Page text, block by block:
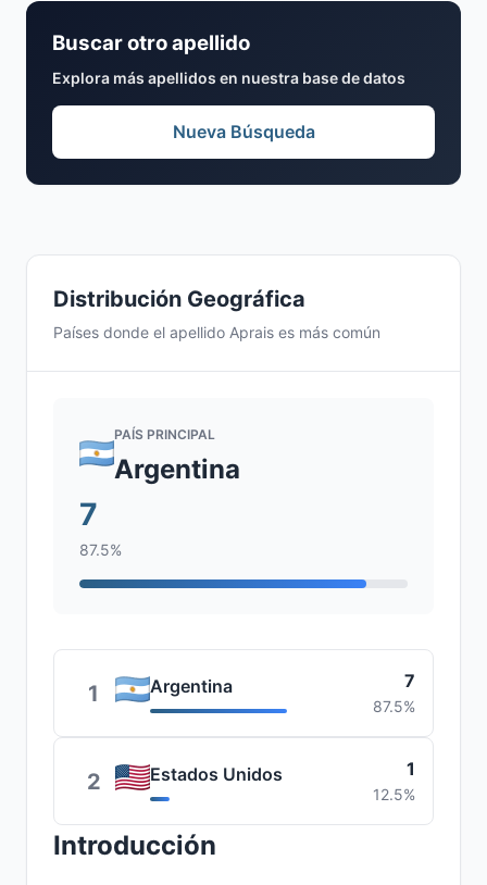
Distribución Geográfica
Países donde el apellido Aprais es más común
PAÍS PRINCIPAL
Argentina
7
87.5%
1 Argentina 7
87.5%
2 Estados Unidos 1
12.5%
Introducción
Buscar otro apellido
Explora más apellidos en nuestra base de datos
Nueva Búsqueda